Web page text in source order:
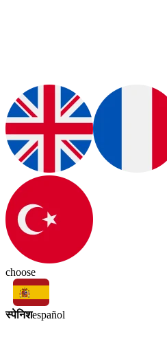
choose
स्पेनिशespañol